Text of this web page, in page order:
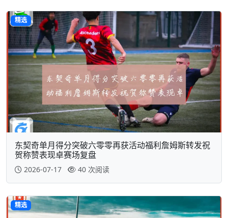
精选
东契奇单月得分突破六零零再获活动福利詹姆斯转发祝
贺称赞表现卓赛场复盘
2026-07-17 40 次阅读
精选